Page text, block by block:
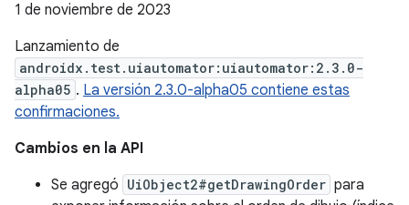
1 de noviembre de 2023
Lanzamiento de
androidx.test.uiautomator:uiautomator:2.3.0-
alpha05 . La versión 2.3.0-alpha05 contiene estas
confirmaciones.
Cambios en la API
Se agregó UiObject2#getDrawingOrder para